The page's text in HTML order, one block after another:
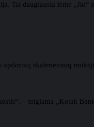
Tai daugiausia lėmė „Jio“
apdorotų skaitmeninių
– teigiama „Kotak